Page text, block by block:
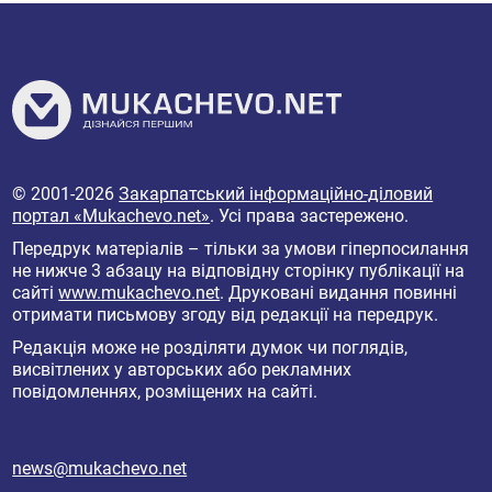
© 2001-2026Закарпатський інформаційно-діловий
портал «Mukachevo.net». Усі права застережено.
Передрук матеріалів – тільки за умови гіперпосилання
не нижче 3 абзацу на відповідну сторінку публікації на
сайтіwww.mukachevo.net. Друковані видання повинні
отримати письмову згоду від редакції на передрук.
Редакція може не розділяти думок чи поглядів,
висвітлених у авторських або рекламних
повідомленнях, розміщених на сайті.
news@mukachevo.net